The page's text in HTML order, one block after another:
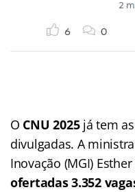
2
6 0
O CNU 2025já tem
divulgadas. A
Inovação (MGI)
ofertadas 3.352